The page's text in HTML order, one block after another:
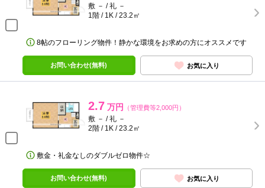
敷 － / 礼 －
1階 / 1K / 23.2㎡
8帖のフローリング物件！静かな環境をお求めの方にオススメです
お問い合わせ(無料) お気に入り
2.7 万円 （管理費等2,000円）
敷 － / 礼 －
2階 / 1K / 23.2㎡
敷金・礼金なしのダブルゼロ物件☆
お問い合わせ(無料) お気に入り